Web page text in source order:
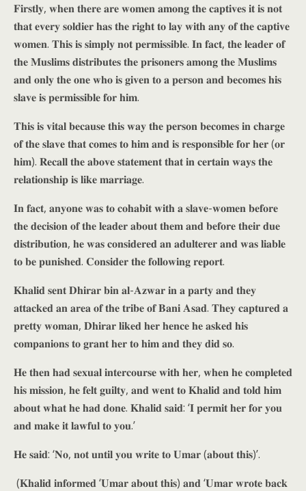
𝐅𝐢𝐫𝐬𝐭𝐥𝐲, 𝐰𝐡𝐞𝐧 𝐭𝐡𝐞𝐫𝐞 𝐚𝐫𝐞 𝐰𝐨𝐦𝐞𝐧 𝐚𝐦𝐨𝐧𝐠 𝐭𝐡𝐞 𝐜𝐚𝐩𝐭𝐢𝐯𝐞𝐬 𝐢𝐭 𝐢𝐬 𝐧𝐨𝐭
𝐭𝐡𝐚𝐭 𝐞𝐯𝐞𝐫𝐲 𝐬𝐨𝐥𝐝𝐢𝐞𝐫 𝐡𝐚𝐬 𝐭𝐡𝐞 𝐫𝐢𝐠𝐡𝐭 𝐭𝐨 𝐥𝐚𝐲 𝐰𝐢𝐭𝐡 𝐚𝐧𝐲 𝐨𝐟 𝐭𝐡𝐞 𝐜𝐚𝐩𝐭𝐢𝐯𝐞
𝐰𝐨𝐦𝐞𝐧. 𝐓𝐡𝐢𝐬 𝐢𝐬 𝐬𝐢𝐦𝐩𝐥𝐲 𝐧𝐨𝐭 𝐩𝐞𝐫𝐦𝐢𝐬𝐬𝐢𝐛𝐥𝐞. 𝐈𝐧 𝐟𝐚𝐜𝐭, 𝐭𝐡𝐞 𝐥𝐞𝐚𝐝𝐞𝐫 𝐨𝐟
𝐭𝐡𝐞 𝐌𝐮𝐬𝐥𝐢𝐦𝐬 𝐝𝐢𝐬𝐭𝐫𝐢𝐛𝐮𝐭𝐞𝐬 𝐭𝐡𝐞 𝐩𝐫𝐢𝐬𝐨𝐧𝐞𝐫𝐬 𝐚𝐦𝐨𝐧𝐠 𝐭𝐡𝐞 𝐌𝐮𝐬𝐥𝐢𝐦𝐬
𝐚𝐧𝐝 𝐨𝐧𝐥𝐲 𝐭𝐡𝐞 𝐨𝐧𝐞 𝐰𝐡𝐨 𝐢𝐬 𝐠𝐢𝐯𝐞𝐧 𝐭𝐨 𝐚 𝐩𝐞𝐫𝐬𝐨𝐧 𝐚𝐧𝐝 𝐛𝐞𝐜𝐨𝐦𝐞𝐬 𝐡𝐢𝐬
𝐬𝐥𝐚𝐯𝐞 𝐢𝐬 𝐩𝐞𝐫𝐦𝐢𝐬𝐬𝐢𝐛𝐥𝐞 𝐟𝐨𝐫 𝐡𝐢𝐦.
𝐓𝐡𝐢𝐬 𝐢𝐬 𝐯𝐢𝐭𝐚𝐥 𝐛𝐞𝐜𝐚𝐮𝐬𝐞 𝐭𝐡𝐢𝐬 𝐰𝐚𝐲 𝐭𝐡𝐞 𝐩𝐞𝐫𝐬𝐨𝐧 𝐛𝐞𝐜𝐨𝐦𝐞𝐬 𝐢𝐧 𝐜𝐡𝐚𝐫𝐠𝐞
𝐨𝐟 𝐭𝐡𝐞 𝐬𝐥𝐚𝐯𝐞 𝐭𝐡𝐚𝐭 𝐜𝐨𝐦𝐞𝐬 𝐭𝐨 𝐡𝐢𝐦 𝐚𝐧𝐝 𝐢𝐬 𝐫𝐞𝐬𝐩𝐨𝐧𝐬𝐢𝐛𝐥𝐞 𝐟𝐨𝐫 𝐡𝐞𝐫 (𝐨𝐫
𝐡𝐢𝐦). 𝐑𝐞𝐜𝐚𝐥𝐥 𝐭𝐡𝐞 𝐚𝐛𝐨𝐯𝐞 𝐬𝐭𝐚𝐭𝐞𝐦𝐞𝐧𝐭 𝐭𝐡𝐚𝐭 𝐢𝐧 𝐜𝐞𝐫𝐭𝐚𝐢𝐧 𝐰𝐚𝐲𝐬 𝐭𝐡𝐞
𝐫𝐞𝐥𝐚𝐭𝐢𝐨𝐧𝐬𝐡𝐢𝐩 𝐢𝐬 𝐥𝐢𝐤𝐞 𝐦𝐚𝐫𝐫𝐢𝐚𝐠𝐞.
𝐈𝐧 𝐟𝐚𝐜𝐭, 𝐚𝐧𝐲𝐨𝐧𝐞 𝐰𝐚𝐬 𝐭𝐨 𝐜𝐨𝐡𝐚𝐛𝐢𝐭 𝐰𝐢𝐭𝐡 𝐚 𝐬𝐥𝐚𝐯𝐞-𝐰𝐨𝐦𝐞𝐧 𝐛𝐞𝐟𝐨𝐫𝐞
𝐭𝐡𝐞 𝐝𝐞𝐜𝐢𝐬𝐢𝐨𝐧 𝐨𝐟 𝐭𝐡𝐞 𝐥𝐞𝐚𝐝𝐞𝐫 𝐚𝐛𝐨𝐮𝐭 𝐭𝐡𝐞𝐦 𝐚𝐧𝐝 𝐛𝐞𝐟𝐨𝐫𝐞 𝐭𝐡𝐞𝐢𝐫 𝐝𝐮𝐞
𝐝𝐢𝐬𝐭𝐫𝐢𝐛𝐮𝐭𝐢𝐨𝐧, 𝐡𝐞 𝐰𝐚𝐬 𝐜𝐨𝐧𝐬𝐢𝐝𝐞𝐫𝐞𝐝 𝐚𝐧 𝐚𝐝𝐮𝐥𝐭𝐞𝐫𝐞𝐫 𝐚𝐧𝐝 𝐰𝐚𝐬 𝐥𝐢𝐚𝐛𝐥𝐞
𝐭𝐨 𝐛𝐞 𝐩𝐮𝐧𝐢𝐬𝐡𝐞𝐝. 𝐂𝐨𝐧𝐬𝐢𝐝𝐞𝐫 𝐭𝐡𝐞 𝐟𝐨𝐥𝐥𝐨𝐰𝐢𝐧𝐠 𝐫𝐞𝐩𝐨𝐫𝐭.
𝐊𝐡𝐚𝐥𝐢𝐝 𝐬𝐞𝐧𝐭 𝐃𝐡𝐢𝐫𝐚𝐫 𝐛𝐢𝐧 𝐚𝐥-𝐀𝐳𝐰𝐚𝐫 𝐢𝐧 𝐚 𝐩𝐚𝐫𝐭𝐲 𝐚𝐧𝐝 𝐭𝐡𝐞𝐲
𝐚𝐭𝐭𝐚𝐜𝐤𝐞𝐝 𝐚𝐧 𝐚𝐫𝐞𝐚 𝐨𝐟 𝐭𝐡𝐞 𝐭𝐫𝐢𝐛𝐞 𝐨𝐟 𝐁𝐚𝐧𝐢 𝐀𝐬𝐚𝐝. 𝐓𝐡𝐞𝐲 𝐜𝐚𝐩𝐭𝐮𝐫𝐞𝐝 𝐚
𝐩𝐫𝐞𝐭𝐭𝐲 𝐰𝐨𝐦𝐚𝐧, 𝐃𝐡𝐢𝐫𝐚𝐫 𝐥𝐢𝐤𝐞𝐝 𝐡𝐞𝐫 𝐡𝐞𝐧𝐜𝐞 𝐡𝐞 𝐚𝐬𝐤𝐞𝐝 𝐡𝐢𝐬
𝐜𝐨𝐦𝐩𝐚𝐧𝐢𝐨𝐧𝐬 𝐭𝐨 𝐠𝐫𝐚𝐧𝐭 𝐡𝐞𝐫 𝐭𝐨 𝐡𝐢𝐦 𝐚𝐧𝐝 𝐭𝐡𝐞𝐲 𝐝𝐢𝐝 𝐬𝐨.
𝐇𝐞 𝐭𝐡𝐞𝐧 𝐡𝐚𝐝 𝐬𝐞𝐱𝐮𝐚𝐥 𝐢𝐧𝐭𝐞𝐫𝐜𝐨𝐮𝐫𝐬𝐞 𝐰𝐢𝐭𝐡 𝐡𝐞𝐫, 𝐰𝐡𝐞𝐧 𝐡𝐞 𝐜𝐨𝐦𝐩𝐥𝐞𝐭𝐞𝐝
𝐡𝐢𝐬 𝐦𝐢𝐬𝐬𝐢𝐨𝐧, 𝐡𝐞 𝐟𝐞𝐥𝐭 𝐠𝐮𝐢𝐥𝐭𝐲, 𝐚𝐧𝐝 𝐰𝐞𝐧𝐭 𝐭𝐨 𝐊𝐡𝐚𝐥𝐢𝐝 𝐚𝐧𝐝 𝐭𝐨𝐥𝐝 𝐡𝐢𝐦
𝐚𝐛𝐨𝐮𝐭 𝐰𝐡𝐚𝐭 𝐡𝐞 𝐡𝐚𝐝 𝐝𝐨𝐧𝐞. 𝐊𝐡𝐚𝐥𝐢𝐝 𝐬𝐚𝐢𝐝: ‘𝐈 𝐩𝐞𝐫𝐦𝐢𝐭 𝐡𝐞𝐫 𝐟𝐨𝐫 𝐲𝐨𝐮
𝐚𝐧𝐝 𝐦𝐚𝐤𝐞 𝐢𝐭 𝐥𝐚𝐰𝐟𝐮𝐥 𝐭𝐨 𝐲𝐨𝐮.’
𝐇𝐞 𝐬𝐚𝐢𝐝: ‘𝐍𝐨, 𝐧𝐨𝐭 𝐮𝐧𝐭𝐢𝐥 𝐲𝐨𝐮 𝐰𝐫𝐢𝐭𝐞 𝐭𝐨 𝐔𝐦𝐚𝐫 (𝐚𝐛𝐨𝐮𝐭 𝐭𝐡𝐢𝐬)’.
(𝐊𝐡𝐚𝐥𝐢𝐝 𝐢𝐧𝐟𝐨𝐫𝐦𝐞𝐝 ‘𝐔𝐦𝐚𝐫 𝐚𝐛𝐨𝐮𝐭 𝐭𝐡𝐢𝐬) 𝐚𝐧𝐝 ‘𝐔𝐦𝐚𝐫 𝐰𝐫𝐨𝐭𝐞 𝐛𝐚𝐜𝐤